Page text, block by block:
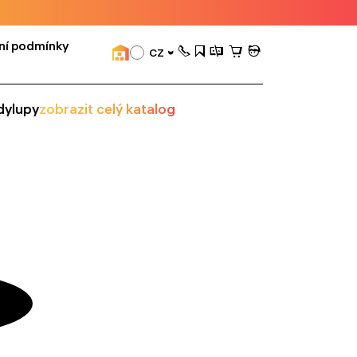
podmínky
CZ
lupyzobrazit celý katalog